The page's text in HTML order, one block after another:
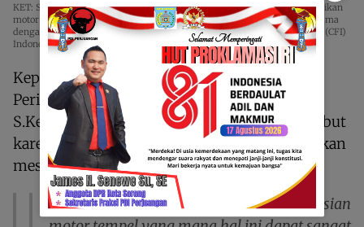
KET: Sejumlah nelayan Distrik Teluk Mayalibit mengikut pelatihan perbaikan
motor tempel yang dilaksanakan Dinas Perikanan Raja Ampat bekerja sama
dengan Global Environment Facility 6 (GEF-6) Coastal Fisheries Initiative (CFI)
Indonesia/R4News
Kepala Bidang Perikanan Tangkap Dinas
Perikanan Raja Ampat, Asraruddin Lewataka,
S.Kel mengapresiasi kegiatan pelatihan tersebut
karena dapat meminimalisasi ongkos perbaikan
mesin tempel.
“Para nelayan dibekali ilmu pengopreasian